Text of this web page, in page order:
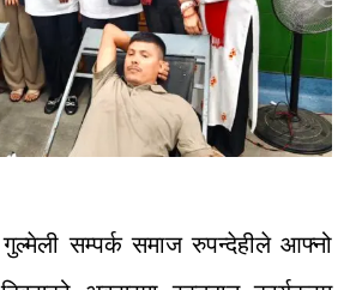
गुल्मेली सम्पर्क समाज रुपन्देहीले आफ्नो